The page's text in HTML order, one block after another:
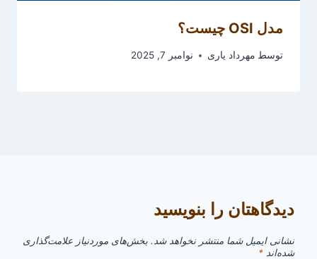
مدل OSI چیست؟
توسط مهرداد یاری نوامبر 7, 2025
دیدگاهتان را بنویسید
نشانی ایمیل شما منتشر نخواهد شد. بخش‌های موردنیاز علامت‌گذاری
شده‌اند *